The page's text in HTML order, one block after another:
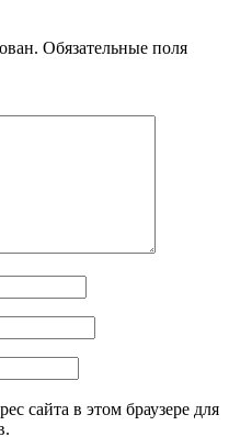
Обязательные поля
сайта в этом браузере для